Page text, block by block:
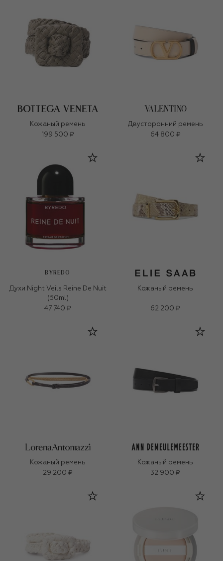
Кожаный ремень
199 500 ₽
Двусторонний ремень
64 800 ₽
BYREDO
Духи Night Veils Reine De Nuit
(50ml)
47 740 ₽
Кожаный ремень
62 200 ₽
Кожаный ремень
29 200 ₽
Кожаный ремень
32 900 ₽